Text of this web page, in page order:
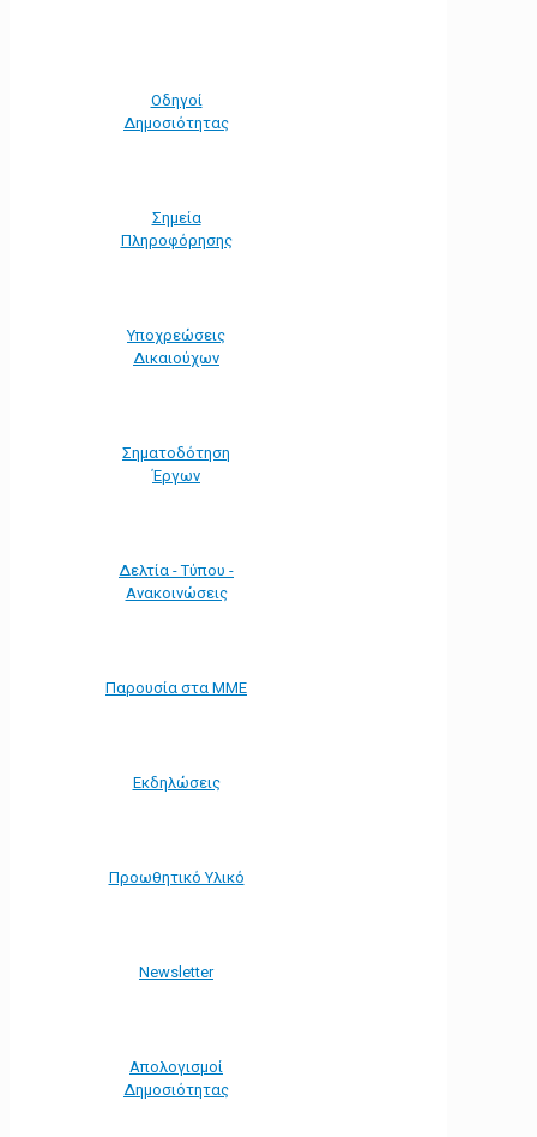
Οδηγοί
Δημοσιότητας
Σημεία
Πληροφόρησης
Υποχρεώσεις
Δικαιούχων
Σηματοδότηση
Έργων
Δελτία - Τύπου -
Ανακοινώσεις
Παρουσία στα ΜΜΕ
Εκδηλώσεις
Προωθητικό Υλικό
Νewsletter
Απολογισμοί
Δημοσιότητας